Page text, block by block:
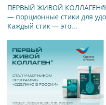
ПЕРВЫЙ ЖИВОЙ КОЛЛАГЕН®
— порционные стики для
Каждый стик — это...